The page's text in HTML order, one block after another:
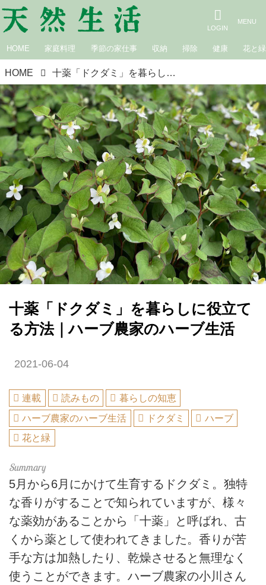
HOME 家庭料理 季節の家仕事 収納 掃除 健康 花と緑
HOME 十薬「ドクダミ」を暮らしに役立てる方法｜ハーブ農家のハーブ生活
十薬「ドクダミ」を暮らしに役立て
る方法｜ハーブ農家のハーブ生活
2021-06-04
連載 読みもの
暮らしの知恵
ハーブ農家のハーブ生活
ドクダミ
ハーブ
花と緑
5月から6月にかけて生育するドクダミ。独特
な香りがすることで知られていますが、様々
な薬効があることから「十薬」と呼ばれ、古
くから薬として使われてきました。香りが苦
手な方は加熱したり、乾燥させると無理なく
使うことができます。ハーブ農家の小川さん